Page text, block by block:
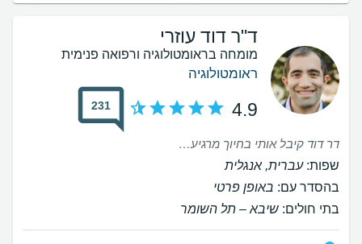
ד"ר דוד עוזרי
מומחה בראומטולוגיה ורפואה פנימית
ראומטולוגיה
4.9
231
דר דוד קיבל אותי בחיוך מרגיע, שמע את הבעיה שלי, בדק אותי, ונתן את דעתו המקצועית תוך הסבר ברור, והפנה אותי להמשך טיפול בהתאם למסקנותיו. ממליץ בחום.
שפות:עברית, אנגלית
בהסדר עם: באופן פרטי
בתי חולים: שיבא – תל השומר